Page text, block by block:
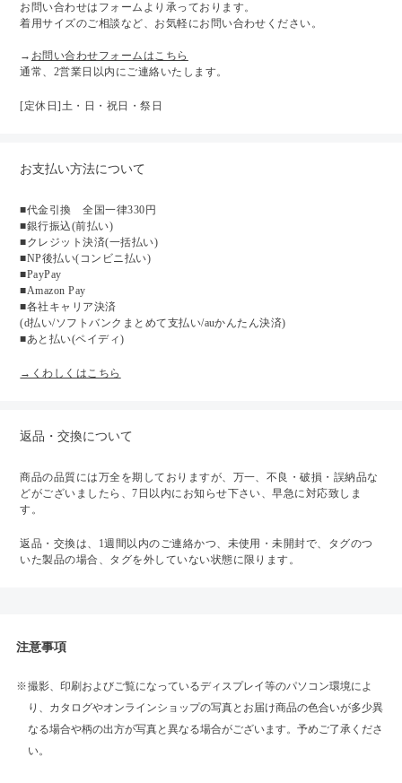
お問い合わせはフォームより承っております。
着用サイズのご相談など、お気軽にお問い合わせください。
→ お問い合わせフォームはこちら
通常、2営業日以内にご連絡いたします。
[定休日]土・日・祝日・祭日
お支払い方法について
■代金引換 全国一律330円
■銀行振込(前払い)
■クレジット決済(一括払い)
■NP後払い(コンビニ払い)
■PayPay
■Amazon Pay
■各社キャリア決済
(d払い/ソフトバンクまとめて支払い/auかんたん決済)
■あと払い(ペイディ)
→くわしくはこちら
返品・交換について
商品の品質には万全を期しておりますが、万一、不良・破損・誤納品な
どがございましたら、7日以内にお知らせ下さい、早急に対応致しま
す。
返品・交換は、1週間以内のご連絡かつ、未使用・未開封で、タグのつ
いた製品の場合、タグを外していない状態に限ります。
注意事項
撮影、印刷およびご覧になっているディスプレイ等のパソコン環境によ
り、カタログやオンラインショップの写真とお届け商品の色合いが多少異
なる場合や柄の出方が写真と異なる場合がございます。予めご了承くださ
い。